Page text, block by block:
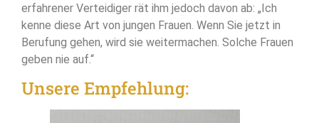
erfahrener Verteidiger rät ihm jedoch davon ab: „Ich
kenne diese Art von jungen Frauen. Wenn Sie jetzt in
Berufung gehen, wird sie weitermachen. Solche Frauen
geben nie auf.“
Unsere Empfehlung: